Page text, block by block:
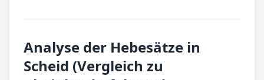
Analyse der Hebesätze in
Scheid (Vergleich zu